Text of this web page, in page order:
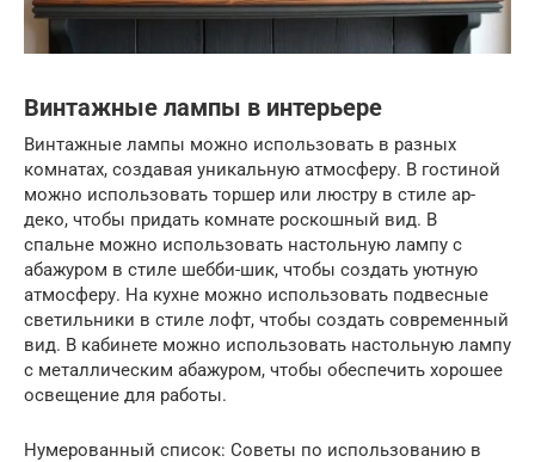
Винтажные лампы в интерьере
Винтажные лампы можно использовать в разных
комнатах, создавая уникальную атмосферу. В гостиной
можно использовать торшер или люстру в стиле ар-
деко, чтобы придать комнате роскошный вид. В
спальне можно использовать настольную лампу с
абажуром в стиле шебби-шик, чтобы создать уютную
атмосферу. На кухне можно использовать подвесные
светильники в стиле лофт, чтобы создать современный
вид. В кабинете можно использовать настольную лампу
с металлическим абажуром, чтобы обеспечить хорошее
освещение для работы.
Нумерованный список: Советы по использованию в